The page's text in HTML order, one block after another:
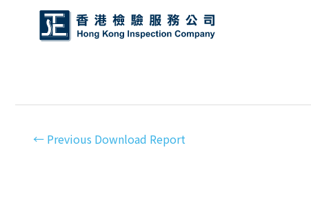
←Previous Download Report